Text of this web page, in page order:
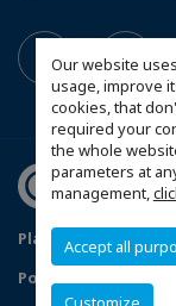
Our website
usage, improve
cookies, that
required your
the whole
parameters at
management,
Accept all
Plan du site
Politique de